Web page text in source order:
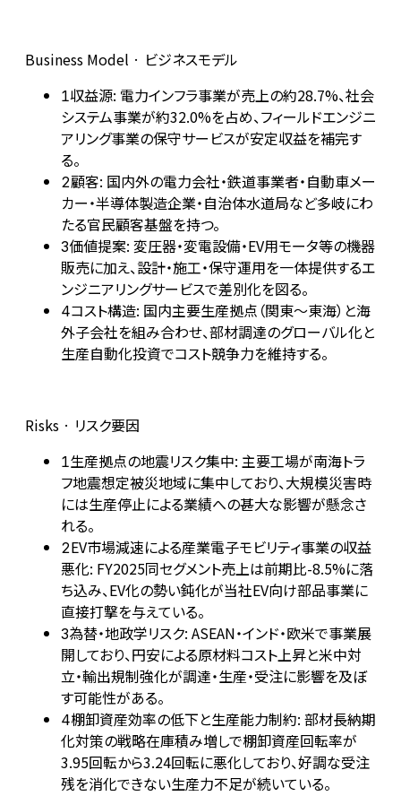
Business Model · ビジネスモデル
1収益源: 電力インフラ事業が売上の約28.7%、社会
システム事業が約32.0%を占め、フィールドエンジニ
アリング事業の保守サービスが安定収益を補完す
る。
2顧客: 国内外の電力会社・鉄道事業者・自動車メー
カー・半導体製造企業・自治体水道局など多岐にわ
たる官民顧客基盤を持つ。
3価値提案: 変圧器・変電設備・EV用モータ等の機器
販売に加え、設計・施工・保守運用を一体提供するエ
ンジニアリングサービスで差別化を図る。
4コスト構造: 国内主要生産拠点（関東〜東海）と海
外子会社を組み合わせ、部材調達のグローバル化と
生産自動化投資でコスト競争力を維持する。
Risks · リスク要因
1生産拠点の地震リスク集中: 主要工場が南海トラ
フ地震想定被災地域に集中しており、大規模災害時
には生産停止による業績への甚大な影響が懸念さ
れる。
2EV市場減速による産業電子モビリティ事業の収益
悪化: FY2025同セグメント売上は前期比-8.5%に落
ち込み、EV化の勢い鈍化が当社EV向け部品事業に
直接打撃を与えている。
3為替・地政学リスク: ASEAN・インド・欧米で事業展
開しており、円安による原材料コスト上昇と米中対
立・輸出規制強化が調達・生産・受注に影響を及ぼ
す可能性がある。
4棚卸資産効率の低下と生産能力制約: 部材長納期
化対策の戦略在庫積み増しで棚卸資産回転率が
3.95回転から3.24回転に悪化しており、好調な受注
残を消化できない生産力不足が続いている。